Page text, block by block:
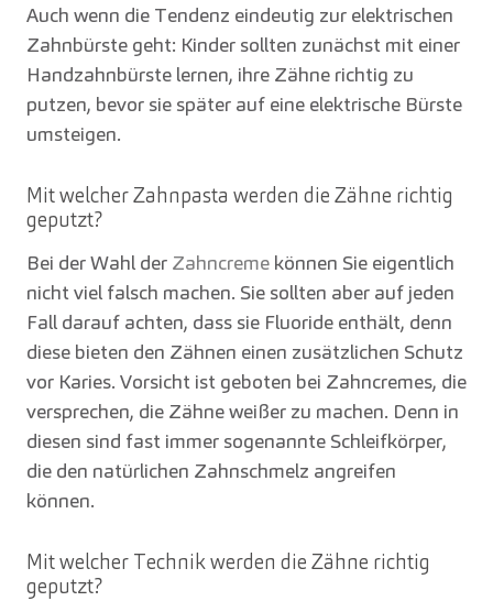
Auch wenn die Tendenz eindeutig zur elektrischen
Zahnbürste geht: Kinder sollten zunächst mit einer
Handzahnbürste lernen, ihre Zähne richtig zu
putzen, bevor sie später auf eine elektrische Bürste
umsteigen.
Mit welcher Zahnpasta werden die Zähne richtig
geputzt?
Bei der Wahl der Zahncreme können Sie eigentlich
nicht viel falsch machen. Sie sollten aber auf jeden
Fall darauf achten, dass sie Fluoride enthält, denn
diese bieten den Zähnen einen zusätzlichen Schutz
vor Karies. Vorsicht ist geboten bei Zahncremes, die
versprechen, die Zähne weißer zu machen. Denn in
diesen sind fast immer sogenannte Schleifkörper,
die den natürlichen Zahnschmelz angreifen
können.
Mit welcher Technik werden die Zähne richtig
geputzt?